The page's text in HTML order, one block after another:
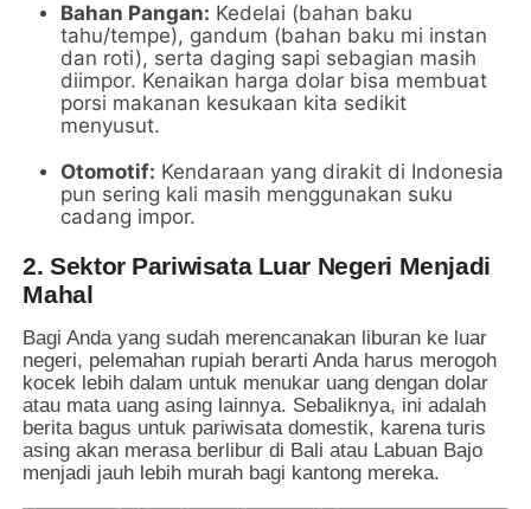
Bahan Pangan: Kedelai (bahan baku
tahu/tempe), gandum (bahan baku mi instan
dan roti), serta daging sapi sebagian masih
diimpor. Kenaikan harga dolar bisa membuat
porsi makanan kesukaan kita sedikit
menyusut.
Otomotif: Kendaraan yang dirakit di Indonesia
pun sering kali masih menggunakan suku
cadang impor.
2. Sektor Pariwisata Luar Negeri Menjadi
Mahal
Bagi Anda yang sudah merencanakan liburan ke luar
negeri, pelemahan rupiah berarti Anda harus merogoh
kocek lebih dalam untuk menukar uang dengan dolar
atau mata uang asing lainnya. Sebaliknya, ini adalah
berita bagus untuk pariwisata domestik, karena turis
asing akan merasa berlibur di Bali atau Labuan Bajo
menjadi jauh lebih murah bagi kantong mereka.